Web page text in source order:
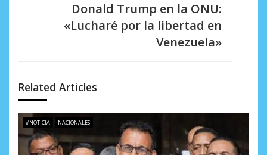
ó
n
d
e
Donald Trump en la ONU:
«Lucharé por la libertad en
Venezuela»
Related Articles
#NOTICIA NACIONALES